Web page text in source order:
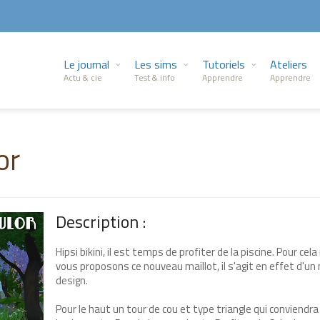
Le journal
Actu & cie
Les sims
Test & info
Tutoriels
Apprendre
Ateliers
Apprendre
Description :
Hipsi bikini, il est temps de profiter de la piscine. Pour
vous proposons ce nouveau maillot, il s'agit en effet d'un
design.
Pour le haut un tour de cou et type triangle qui